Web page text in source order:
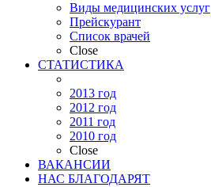
Виды медицинских услуг
Прейскурант
Список врачей
Close
СТАТИСТИКА
2013 год
2012 год
2011 год
2010 год
Close
ВАКАНСИИ
НАС БЛАГОДАРЯТ